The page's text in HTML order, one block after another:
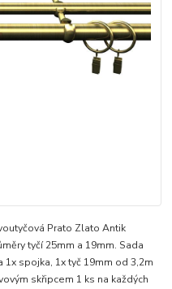
Prato Zlato Antik
tyčí 25mm a 19mm. Sada
1x spojka, 1x tyč 19mm od 3,2m
skřipcem 1 ks na každých